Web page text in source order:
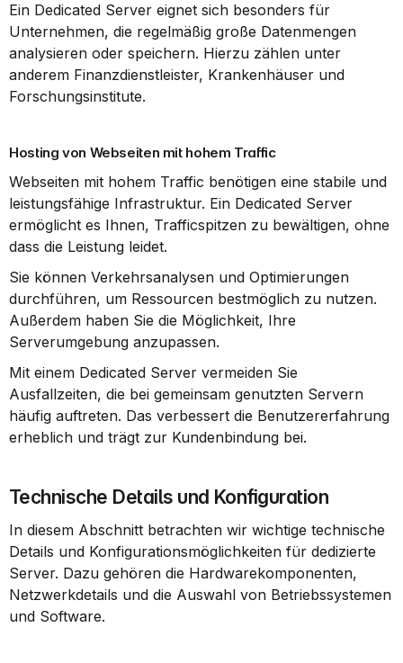
Ein Dedicated Server eignet sich besonders für
Unternehmen, die regelmäßig große Datenmengen
analysieren oder speichern. Hierzu zählen unter
anderem Finanzdienstleister, Krankenhäuser und
Forschungsinstitute.
Hosting von Webseiten mit hohem Traffic
Webseiten mit hohem Traffic benötigen eine stabile und
leistungsfähige Infrastruktur. Ein Dedicated Server
ermöglicht es Ihnen, Trafficspitzen zu bewältigen, ohne
dass die Leistung leidet.
Sie können Verkehrsanalysen und Optimierungen
durchführen, um Ressourcen bestmöglich zu nutzen.
Außerdem haben Sie die Möglichkeit, Ihre
Serverumgebung anzupassen.
Mit einem Dedicated Server vermeiden Sie
Ausfallzeiten, die bei gemeinsam genutzten Servern
häufig auftreten. Das verbessert die Benutzererfahrung
erheblich und trägt zur Kundenbindung bei.
Technische Details und Konfiguration
In diesem Abschnitt betrachten wir wichtige technische
Details und Konfigurationsmöglichkeiten für dedizierte
Server. Dazu gehören die Hardwarekomponenten,
Netzwerkdetails und die Auswahl von Betriebssystemen
und Software.